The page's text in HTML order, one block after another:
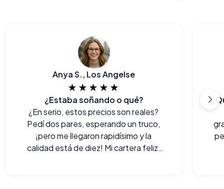
Anya S., Los Angelse
★★★★★
¿Estaba soñando o qué?
¿En serio, estos precios son reales?
Pedí dos pares, esperando un truco,
¡pero me llegaron rapidísimo y la
calidad está de diez! Mi cartera feliz,